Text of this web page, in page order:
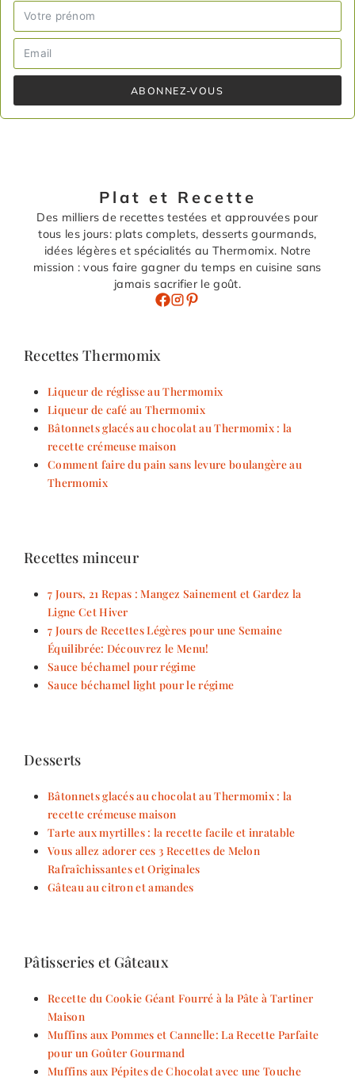
ABONNEZ-VOUS
Plat et Recette
Des milliers de recettes testées et approuvées pour
tous les jours: plats complets, desserts gourmands,
idées légères et spécialités au Thermomix. Notre
mission : vous faire gagner du temps en cuisine sans
jamais sacrifier le goût.
Recettes Thermomix
Liqueur de réglisse au Thermomix
Liqueur de café au Thermomix
Bâtonnets glacés au chocolat au Thermomix : la
recette crémeuse maison
Comment faire du pain sans levure boulangère au
Thermomix
Recettes minceur
7 Jours, 21 Repas : Mangez Sainement et Gardez la
Ligne Cet Hiver
7 Jours de Recettes Légères pour une Semaine
Équilibrée: Découvrez le Menu!
Sauce béchamel pour régime
Sauce béchamel light pour le régime
Desserts
Bâtonnets glacés au chocolat au Thermomix : la
recette crémeuse maison
Tarte aux myrtilles : la recette facile et inratable
Vous allez adorer ces 3 Recettes de Melon
Rafraîchissantes et Originales
Gâteau au citron et amandes
Pâtisseries et Gâteaux
Recette du Cookie Géant Fourré à la Pâte à Tartiner
Maison
Muffins aux Pommes et Cannelle: La Recette Parfaite
pour un Goûter Gourmand
Muffins aux Pépites de Chocolat avec une Touche